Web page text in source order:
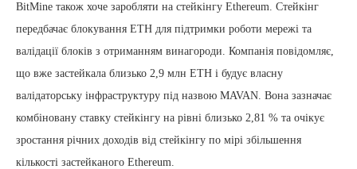
BitMine також хоче заробляти на стейкінгу Ethereum. Стейкінг
передбачає блокування ETH для підтримки роботи мережі та
валідації блоків з отриманням винагороди. Компанія повідомляє,
що вже застейкала близько 2,9 млн ETH і будує власну
валідаторську інфраструктуру під назвою MAVAN. Вона зазначає
комбіновану ставку стейкінгу на рівні близько 2,81 % та очікує
зростання річних доходів від стейкінгу по мірі збільшення
кількості застейканого Ethereum.